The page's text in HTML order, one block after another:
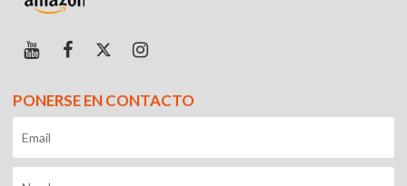
PONERSE EN CONTACTO